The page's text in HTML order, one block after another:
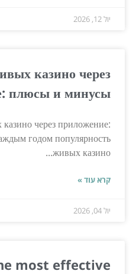
יול 12, 2026
казино через
плюсы и минусы
через приложение:
годом популярность
живых казино...
קרא עוד »
יול 04, 2026
most effective